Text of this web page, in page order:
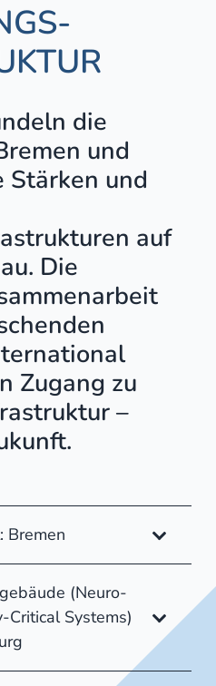
die
und
Stärken und
auf
Die
Zugang zu
–
Bremen
(Neuro-
Critical Systems)